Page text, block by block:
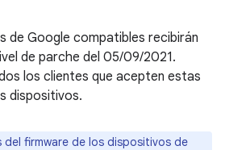
de Google compatibles recibirán
de parche del 05/09/2021.
los clientes que acepten estas
dispositivos.
del firmware de los dispositivos de